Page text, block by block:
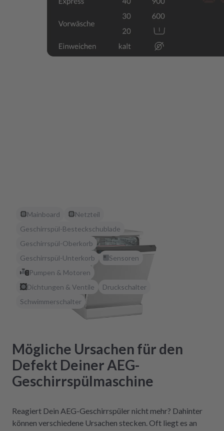
Mainboard
Netzteil
Geschirrspül-Besteckschublade
Geschirrspül-Oberkorb
Geschirrspül-Unterkorb
Sensoren
Pumpen & Motoren
Dichtungen & Ventile
Druckschalter
Schwimmerschalter
Mögliche Ursachen für den
Defekt Deiner AEG-
Geschirrspülmaschine
Reagiert Dein AEG-Geschirrspüler nicht mehr? Dahinter
können verschiedene Ursachen stecken. Oft liegt es an